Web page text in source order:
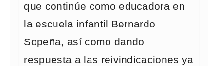
que continúe como educadora en
la escuela infantil Bernardo
Sopeña, así como dando
respuesta a las reivindicaciones ya